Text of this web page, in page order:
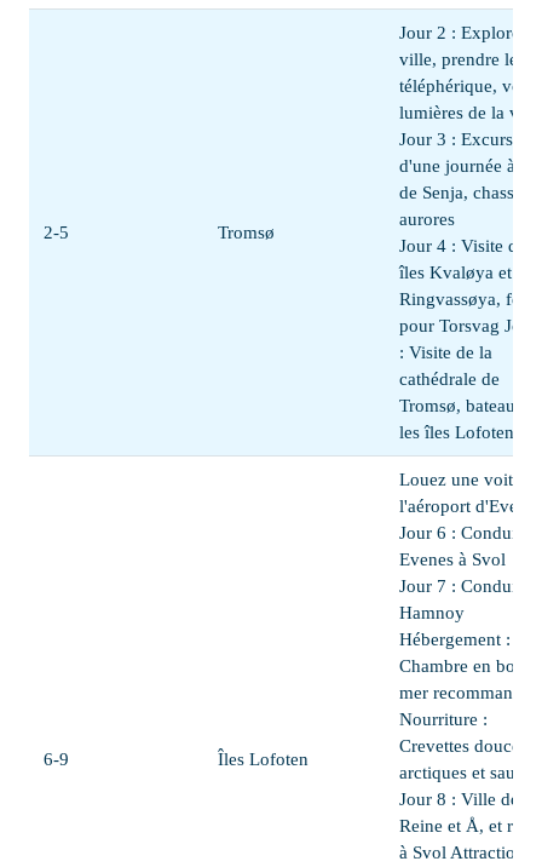
2-5 Tromsø
Jour 2 : Explorer
ville, prendre le
téléphérique, voir
lumières de la ville
Jour 3 : Excursion
d'une journée à
de Senja, chasse
aurores
Jour 4 : Visite des
îles Kvaløya et
Ringvassøya, ferry
pour Torsvag Jour
: Visite de la
cathédrale de
Tromsø, bateau
les îles Lofoten
6-9 Îles Lofoten
Louez une voiture
l'aéroport d'Evenes
Jour 6 : Conduite
Evenes à Svol
Jour 7 : Conduire
Hamnoy
Hébergement :
Chambre en bord
mer recommandée
Nourriture :
Crevettes douces
arctiques et
Jour 8 : Ville de
Reine et Å, et
à Svol Attractions :